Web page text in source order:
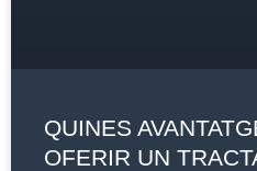
QUINES
OFERIR UN